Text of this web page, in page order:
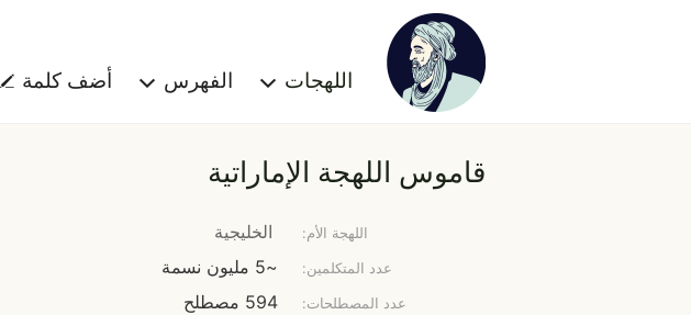
اللهجات الفهرس أضف كلمة
قاموس اللهجة الإماراتية
اللهجة الأم: الخليجية
عدد المتكلمين: ~5 مليون نسمة
عدد المصطلحات: 594 مصطلح